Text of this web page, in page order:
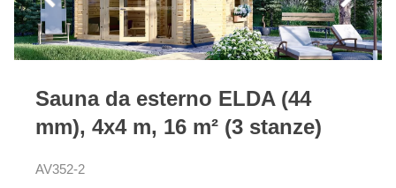
Sauna da esterno ELDA (44
mm), 4x4 m, 16 m² (3 stanze)
AV352-2